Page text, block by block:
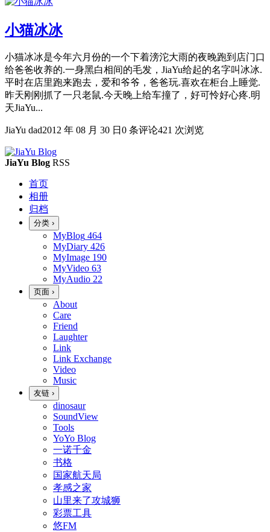
小猫冰冰
小猫冰冰是今年六月份的一个下着滂沱大雨的夜晚跑到店门口
给爸爸收养的.一身黑白相间的毛发，JiaYu给起的名字叫冰冰.
平时在店里跑来跑去，爱和爷爷，爸爸玩.喜欢在柜台上睡觉.
昨天刚刚抓了一只老鼠.今天晚上给车撞了，好可怜好心疼.明
天JiaYu...
JiaYu dad2012 年 08 月 30 日 0 条评论421 次浏览
JiaYu Blog RSS
首页
相册
归档
分类 ›
MyBlog 464
MyDiary 426
MyImage 190
MyVideo 63
MyAudio 22
页面 ›
About
Care
Friend
Laughter
Link
Link Exchange
Video
Music
友链 ›
dinosaur
SoundView
Tools
YoYo Blog
一诺千金
书格
国家航天局
孝感之家
山里来了攻城狮
彩票工具
悠FM